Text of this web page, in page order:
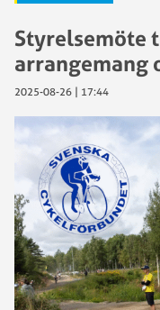
Styrelsemöte
arrangemang
2025-08-26 | 17:44